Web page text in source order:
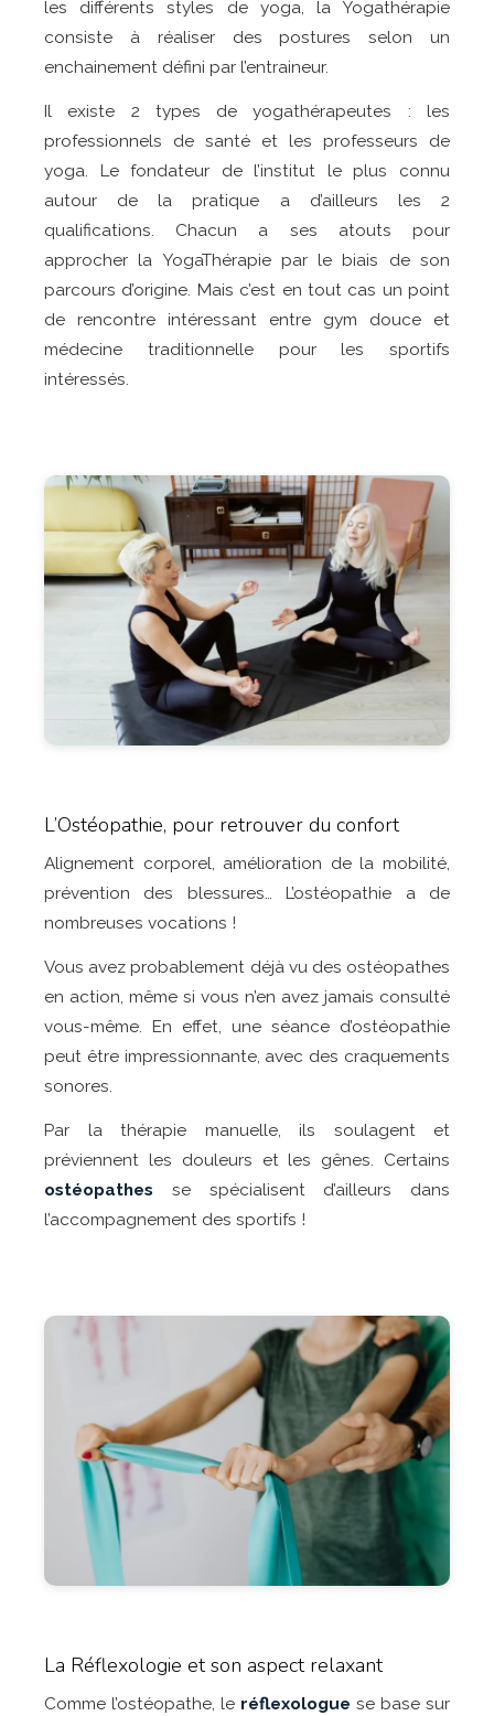
les différents styles de yoga, la Yogathérapie
consiste à réaliser des postures selon un
enchainement défini par l’entraineur.
Il existe 2 types de yogathérapeutes : les
professionnels de santé et les professeurs de
yoga. Le fondateur de l’institut le plus connu
autour de la pratique a d’ailleurs les 2
qualifications. Chacun a ses atouts pour
approcher la YogaThérapie par le biais de son
parcours d’origine. Mais c’est en tout cas un point
de rencontre intéressant entre gym douce et
médecine traditionnelle pour les sportifs
intéressés.
L’Ostéopathie, pour retrouver du confort
Alignement corporel, amélioration de la mobilité,
prévention des blessures… L’ostéopathie a de
nombreuses vocations !
Vous avez probablement déjà vu des ostéopathes
en action, même si vous n’en avez jamais consulté
vous-même. En effet, une séance d’ostéopathie
peut être impressionnante, avec des craquements
sonores.
Par la thérapie manuelle, ils soulagent et
préviennent les douleurs et les gênes. Certains
ostéopathes
se spécialisent d’ailleurs dans
l’accompagnement des sportifs !
La Réflexologie et son aspect relaxant
Comme l’ostéopathe, le réflexologue se base sur